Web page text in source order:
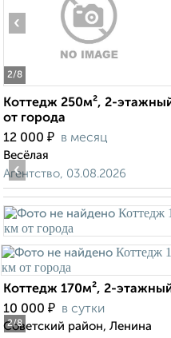
2/8
‹
Коттедж 250м², 2-
от города
12 000 ₽ в месяц
Весёлая
Агентство, 03.08.2026
2/8
‹
Коттедж 170м², 2-
10 000 ₽ в сутки
Советский район, Ленина